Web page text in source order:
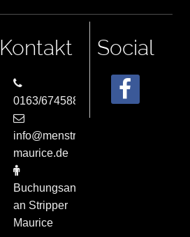
Kontakt
0163/6745884
info@menstrip-
maurice.de
Buchungsanfrage
an Stripper
Maurice
Social